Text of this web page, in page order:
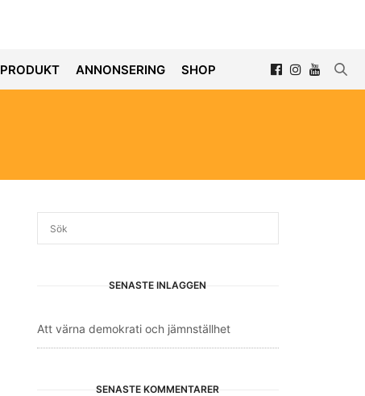
ANNONSERING SHOP
SENASTE INLÄGGEN
Att värna demokrati och jämnställhet
SENASTE KOMMENTARER